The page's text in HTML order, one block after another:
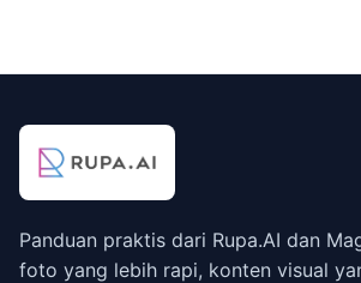
Panduan praktis dari Rupa.AI dan
foto yang lebih rapi, konten visual